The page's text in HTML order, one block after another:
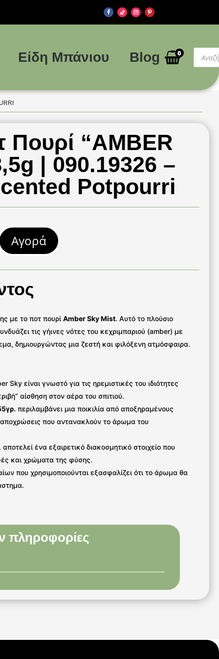
Είδη Μπάνιου Blog 0
Πουρί “AMBER
| 090.19326 –
Potpourri
Αγορά
με το ποτ πουρίAmber Sky Mist. Αυτό το πλούσιο
τις γήινες νότες του κεχριμπαριού (amber) με
δημιουργώντας μια ζεστή και φιλόξενη ατμόσφαιρα.
Sky είναι γνωστό για τις ηρεμιστικές του ιδιότητες
αίσθηση στον αέρα του σπιτιού.
περιλαμβάνει μια ποικιλία από αποξηραμένους
που αντανακλούν το άρωμα του
ένα εξαιρετικό διακοσμητικό στοιχείο που
και χρώματα της φύσης.
που χρησιμοποιούνται εξασφαλίζει ότι το άρωμα θα
πληροφορίες